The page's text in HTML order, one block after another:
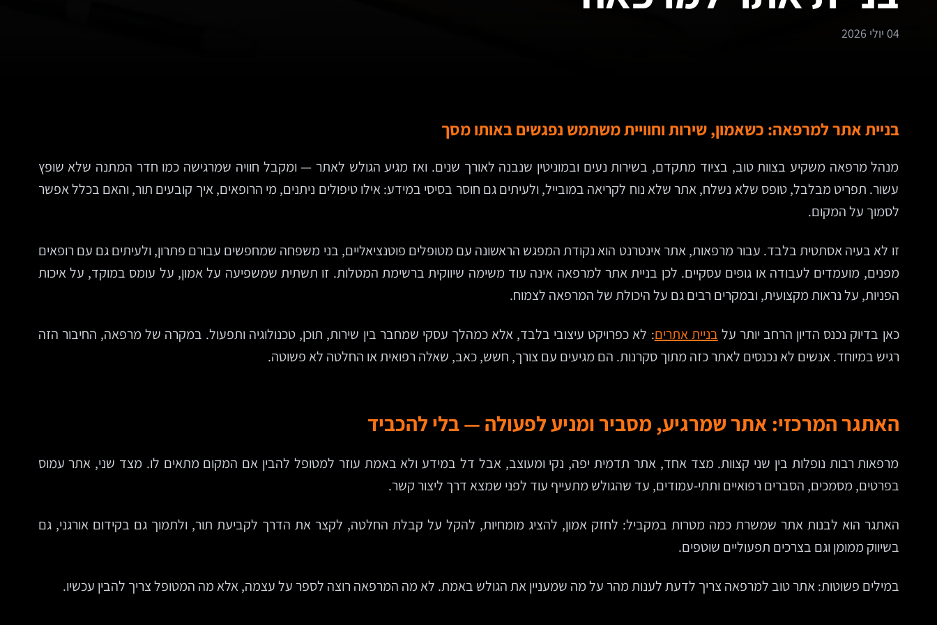
04 יולי 2026
בניית אתר למרפאה: כשאמון, שירות וחוויית משתמש נפגשים באותו מסך
מנהל מרפאה משקיע בצוות טוב, בציוד מתקדם, בשירות נעים ובמוניטין שנבנה לאורך שנים. ואז מגיע הגולש לאתר — ומקבל חוויה שמרגישה כמו חדר המתנה שלא שופץ
עשור. תפריט מבלבל, טופס שלא נשלח, אתר שלא נוח לקריאה במובייל, ולעיתים גם חוסר בסיסי במידע: אילו טיפולים ניתנים, מי הרופאים, איך קובעים תור, והאם בכלל אפשר
לסמוך על המקום.
זו לא בעיה אסתטית בלבד. עבור מרפאות, אתר אינטרנט הוא נקודת המפגש הראשונה עם מטופלים פוטנציאליים, בני משפחה שמחפשים עבורם פתרון, ולעיתים גם עם רופאים
מפנים, מועמדים לעבודה או גופים עסקיים. לכן בניית אתר למרפאה אינה עוד משימה שיווקית ברשימת המטלות. זו תשתית שמשפיעה על אמון, על עומס במוקד, על איכות
הפניות, על נראות מקצועית, ובמקרים רבים גם על היכולת של המרפאה לצמוח.
כאן בדיוק נכנס הדיון הרחב יותר על בניית אתרים: לא כפרויקט עיצובי בלבד, אלא כמהלך עסקי שמחבר בין שירות, תוכן, טכנולוגיה ותפעול. במקרה של מרפאה, החיבור הזה
רגיש במיוחד. אנשים לא נכנסים לאתר כזה מתוך סקרנות. הם מגיעים עם צורך, חשש, כאב, שאלה רפואית או החלטה לא פשוטה.
האתגר המרכזי: אתר שמרגיע, מסביר ומניע לפעולה — בלי להכביד
מרפאות רבות נופלות בין שני קצוות. מצד אחד, אתר תדמית יפה, נקי ומעוצב, אבל דל במידע ולא באמת עוזר למטופל להבין אם המקום מתאים לו. מצד שני, אתר עמוס
בפרטים, מסמכים, הסברים רפואיים ותתי-עמודים, עד שהגולש מתעייף עוד לפני שמצא דרך ליצור קשר.
האתגר הוא לבנות אתר שמשרת כמה מטרות במקביל: לחזק אמון, להציג מומחיות, להקל על קבלת החלטה, לקצר את הדרך לקביעת תור, ולתמוך גם בקידום אורגני, גם
בשיווק ממומן וגם בצרכים תפעוליים שוטפים.
במילים פשוטות: אתר טוב למרפאה צריך לדעת לענות מהר על מה שמעניין את הגולש באמת. לא מה המרפאה רוצה לספר על עצמה, אלא מה המטופל צריך להבין עכשיו.